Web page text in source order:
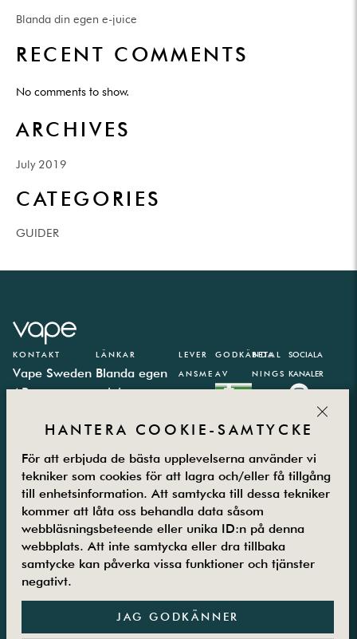
Blanda din egen e-juice
RECENT COMMENTS
No comments to show.
ARCHIVES
July 2019
CATEGORIES
GUIDER
KONTAKT
Vape Sweden
AB
Hägersten
Måndag –
Fredag
08.00-16.00
08-5800 25
25
LÄNKAR
Blanda egen
e-juice
kalkylator
Vanliga frågor
Kontakta oss
Om oss
Returer
Villkor
Guider
LEVER
ANSME
TODER
GODKÄNDA
AV
BETAL
NINGS
PARTN
SOCIALA
KANALER
HANTERA COOKIE-SAMTYCKE
För att erbjuda de bästa upplevelserna använder vi
tekniker som cookies för att lagra och/eller få tillgång
till enhetsinformation. Att samtycka till dessa tekniker
kommer att låta oss behandla data såsom
webbläsningsbeteende eller unika ID:n på denna
webbplats. Att inte samtycka eller dra tillbaka
samtycke kan påverka vissa funktioner och tjänster
negativt.
JAG GODKÄNNER